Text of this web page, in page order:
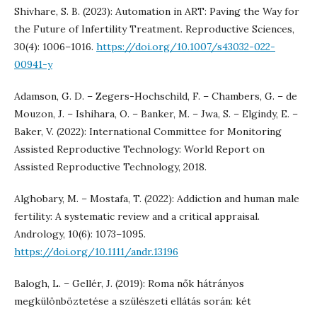
Shivhare, S. B. (2023): Automation in ART: Paving the Way for
the Future of Infertility Treatment. Reproductive Sciences,
30(4): 1006–1016. https://doi.org/10.1007/s43032-022-
00941-y
Adamson, G. D. – Zegers-Hochschild, F. – Chambers, G. – de
Mouzon, J. – Ishihara, O. – Banker, M. – Jwa, S. – Elgindy, E. –
Baker, V. (2022): International Committee for Monitoring
Assisted Reproductive Technology: World Report on
Assisted Reproductive Technology, 2018.
Alghobary, M. – Mostafa, T. (2022): Addiction and human male
fertility: A systematic review and a critical appraisal.
Andrology, 10(6): 1073–1095.
https://doi.org/10.1111/andr.13196
Balogh, L. – Gellér, J. (2019): Roma nők hátrányos
megkülönböztetése a szülészeti ellátás során: két